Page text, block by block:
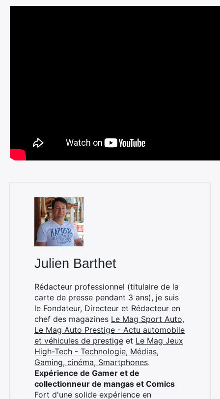
Julien Barthet
Rédacteur professionnel (titulaire de la
carte de presse pendant 3 ans), je suis
le Fondateur, Directeur et Rédacteur en
chef des magazines Le Mag Sport Auto,
Le Mag Auto Prestige - Actu automobile
et véhicules de prestige et Le Mag Jeux
High-Tech - Technologie, Médias,
Gaming, cinéma, Smartphones.
Expérience de Gamer et de
collectionneur de mangas et Comics
Fort d'une solide expérience en